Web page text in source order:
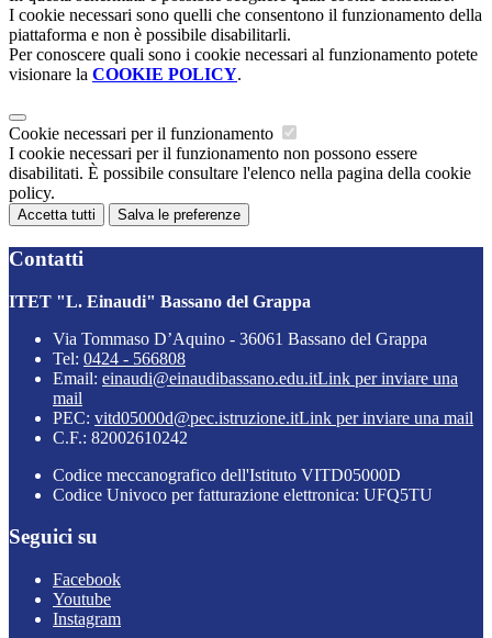
I cookie necessari sono quelli che consentono il funzionamento della
piattaforma e non è possibile disabilitarli.
Per conoscere quali sono i cookie necessari al funzionamento potete
visionare la COOKIE POLICY.
Cookie necessari per il funzionamento
I cookie necessari per il funzionamento non possono essere
disabilitati. È possibile consultare l'elenco nella pagina della cookie
policy.
Accetta tutti Salva le preferenze
Contatti
ITET "L. Einaudi" Bassano del Grappa
Via Tommaso D’Aquino - 36061 Bassano del Grappa
Tel: 0424 - 566808
Email: einaudi@einaudibassano.edu.itLink per inviare una
mail
PEC: vitd05000d@pec.istruzione.itLink per inviare una mail
C.F.: 82002610242
Codice meccanografico dell'Istituto VITD05000D
Codice Univoco per fatturazione elettronica: UFQ5TU
Seguici su
Facebook
Youtube
Instagram